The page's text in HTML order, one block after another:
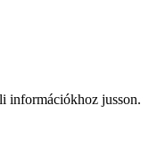
információkhoz jusson.